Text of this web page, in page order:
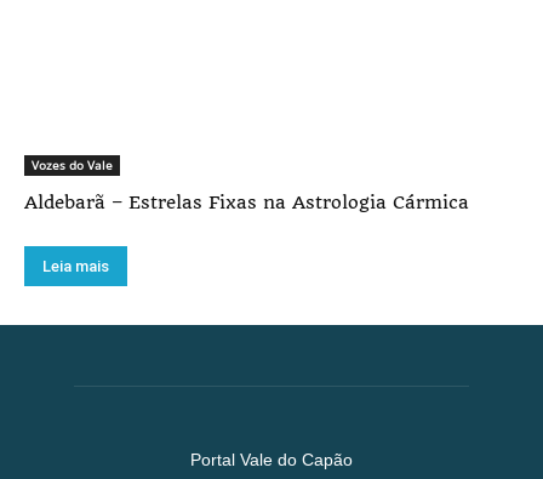
Vozes do Vale
Aldebarã – Estrelas Fixas na Astrologia Cármica
Leia mais
Portal Vale do Capão